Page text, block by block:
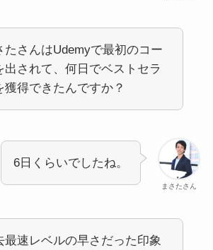
たさんはUdemyで最初のコー
出されて、何日でベストセラ
獲得できたんですか？
まさたさん
6日くらいでしたね。
最速レベルの早さだった印象